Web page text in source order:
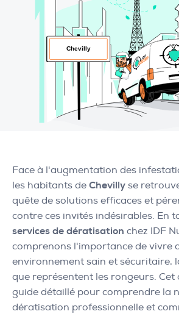
Face à l'augmentation des
les habitants de Chevilly se
quête de solutions efficaces et
contre ces invités indésirables. En
services de dératisation chez IDF
comprenons l'importance de vivre
environnement sain et sécuritaire,
que représentent les rongeurs.
guide détaillé pour comprendre la
dératisation professionnelle et